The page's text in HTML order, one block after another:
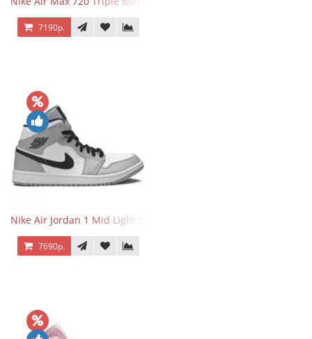
7190р.
Nike Air Jordan 1 Mid Light Smoke Grey
7690р.